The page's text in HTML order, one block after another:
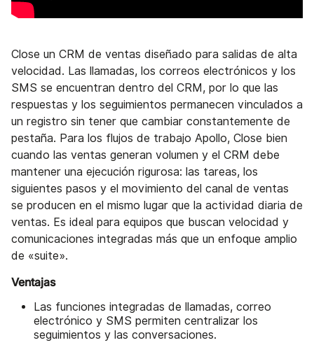
Close un CRM de ventas diseñado para salidas de alta
velocidad. Las llamadas, los correos electrónicos y los
SMS se encuentran dentro del CRM, por lo que las
respuestas y los seguimientos permanecen vinculados a
un registro sin tener que cambiar constantemente de
pestaña. Para los flujos de trabajo Apollo, Close bien
cuando las ventas generan volumen y el CRM debe
mantener una ejecución rigurosa: las tareas, los
siguientes pasos y el movimiento del canal de ventas
se producen en el mismo lugar que la actividad diaria de
ventas. Es ideal para equipos que buscan velocidad y
comunicaciones integradas más que un enfoque amplio
de «suite».
Ventajas
Las funciones integradas de llamadas, correo
electrónico y SMS permiten centralizar los
seguimientos y las conversaciones.